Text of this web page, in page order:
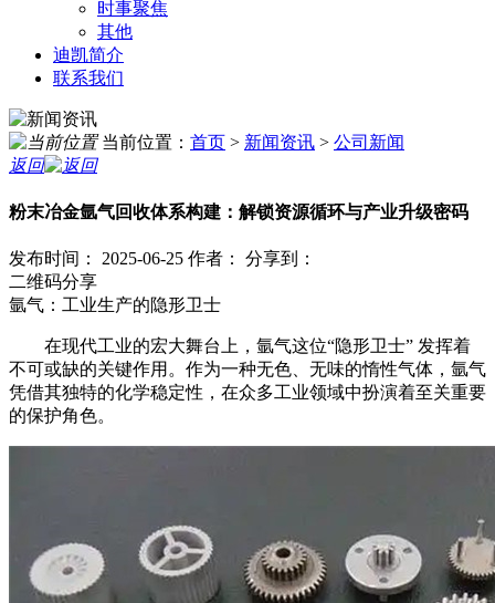
时事聚焦
其他
迪凯简介
联系我们
当前位置： 首页 > 新闻资讯 > 公司新闻
返回
粉末冶金氩气回收体系构建：解锁资源循环与产业升级密码
发布时间： 2025-06-25 作者：
分享到：
二维码分享
氩气：工业生产的隐形卫士
在现代工业的宏大舞台上，氩气这位“隐形卫士” 发挥着
不可或缺的关键作用。作为一种无色、无味的惰性气体，氩气
凭借其独特的化学稳定性，在众多工业领域中扮演着至关重要
的保护角色。